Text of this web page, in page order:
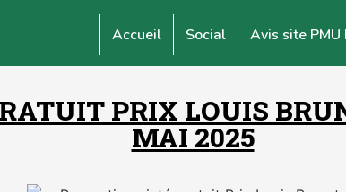
Accueil Social Avis site PMU
PRIX LOUIS
MAI 2025